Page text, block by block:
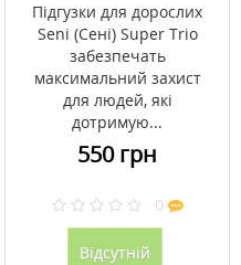
Підгузки для дорослих
Seni (Сені) Super Trio
забезпечать
максимальний захист
для людей, які
дотримую...
550 грн
0
Відсутній